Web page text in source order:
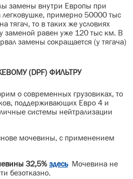
замены внутри Европы при
легковушке, примерно 50000 тыс
тягач, то в таких же условиях
заменой равен уже 120 тыс км. В
замены сокращается (у тягача)
(DPF) ФИЛЬТРУ
о современных грузовиках, то
поддерживающих Евро 4 и
системы нейтрализации
мочевины, с применением
32,5% здесьМочевина не
безотказно.